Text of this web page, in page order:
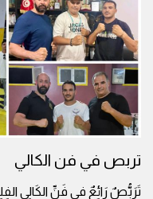
تربص في فن الكالي
تَرَبُّصٌ رَائِعٌ في فَنِّ الكَالِي